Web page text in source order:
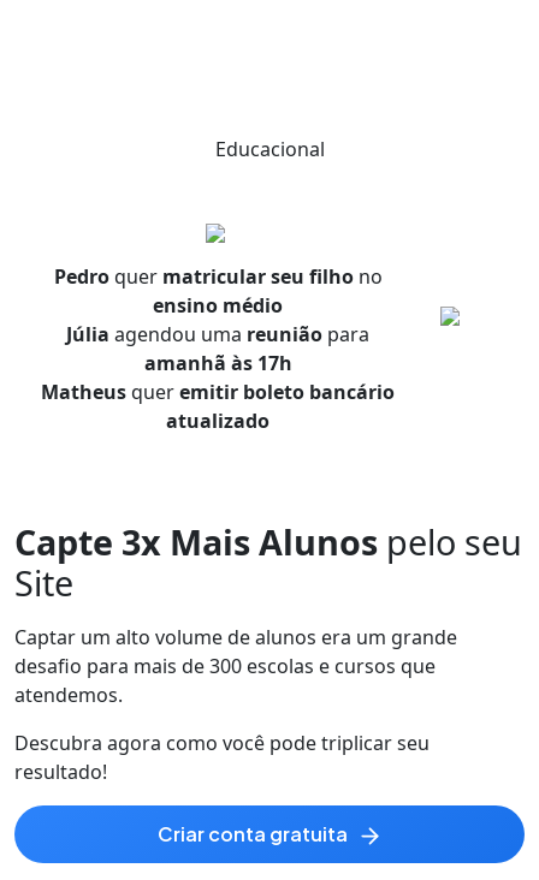
Educacional
Capte 3x Mais Alunos pelo seu
Site
Captar um alto volume de alunos era um grande
desafio para mais de 300 escolas e cursos que
atendemos.
Descubra agora como você podetriplicarseu
resultado!
criar conta gratuita
Pedroquer matricular seu filhono
ensino médio
Júlia agendou uma reunião para
amanhã às 17h
Matheusqueremitir boleto bancário
atualizado